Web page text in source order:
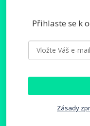
Přihlaste se k
Zásady